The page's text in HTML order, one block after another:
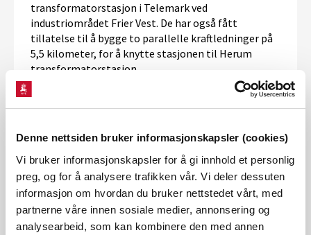
Denne nettsiden bruker informasjonskapsler (cookies)
Vi bruker informasjonskapsler for å gi innhold et personlig
preg, og for å analysere trafikken vår. Vi deler dessuten
informasjon om hvordan du bruker nettstedet vårt, med
partnerne våre innen sosiale medier, annonsering og
analysearbeid, som kan kombinere den med annen
transformatorstasjon i Telemark ved
industriområdet Frier Vest. De har også fått
tillatelse til å bygge to parallelle kraftledninger på
5,5 kilometer, for å knytte stasjonen til Herum
transformatorstasjon.
strømforbruk siden 2020
Ifjor ble totalt 96 prosent av det norske
strømforbruket dekket av strøm produsert fra
fornybare kilder.
Klimagassutslippet knyttet til bruk
av strøm i Norge har gått ned blant annet på grunn